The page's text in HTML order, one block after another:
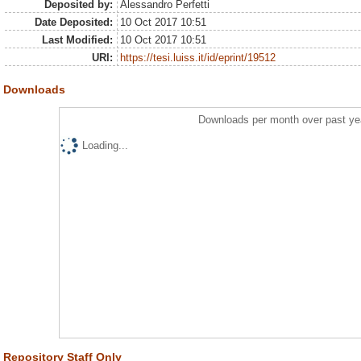
Deposited by:
Alessandro Perfetti
Date Deposited:
10 Oct 2017 10:51
Last Modified:
10 Oct 2017 10:51
URI:
https://tesi.luiss.it/id/eprint/19512
Downloads
Downloads per month over past
Loading...
Repository Staff Only